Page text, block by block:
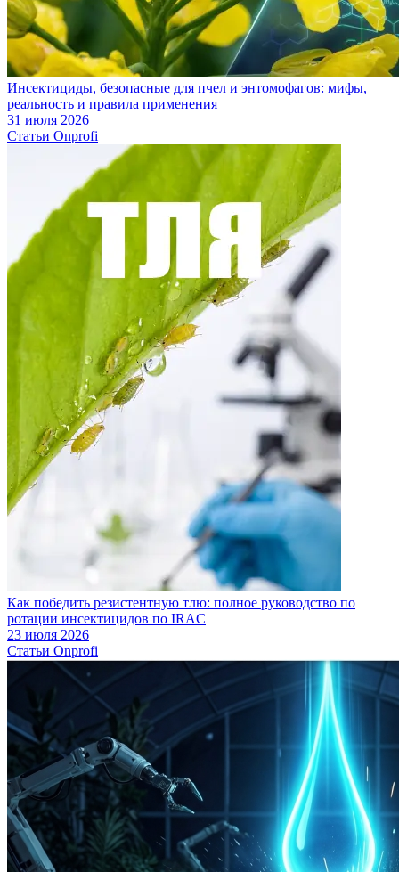
Инсектициды, безопасные для пчел и энтомофагов: мифы,
реальность и правила применения
31 июля 2026
Статьи Onprofi
Как победить резистентную тлю: полное руководство по
ротации инсектицидов по IRAC
23 июля 2026
Статьи Onprofi